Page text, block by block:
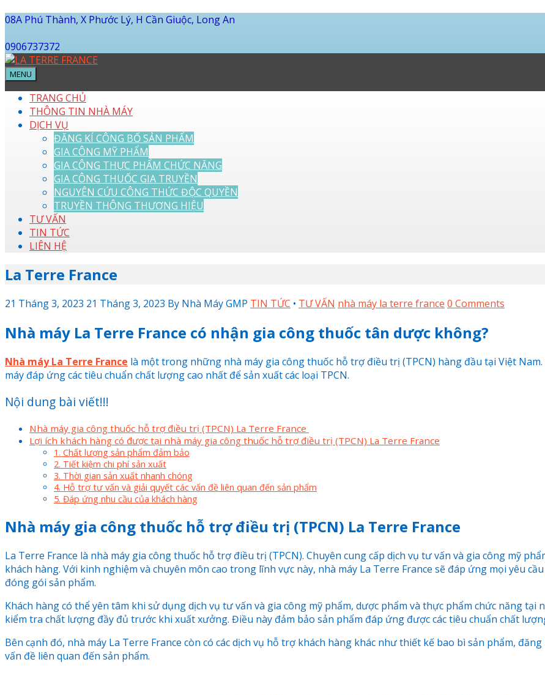
08A Phú Thành, X Phước Lý, H Cần Giuộc, Long An
0906737372
MENU
TRANG CHỦ
THÔNG TIN NHÀ MÁY
DỊCH VỤ
ĐĂNG KÍ CÔNG BỐ SẢN PHẨM
GIA CÔNG MỸ PHẨM
GIA CÔNG THỰC PHẨM CHỨC NĂNG
GIA CÔNG THUỐC GIA TRUYỀN
NGUYÊN CỨU CÔNG THỨC ĐỘC QUYỀN
TRUYỀN THÔNG THƯƠNG HIỆU
TƯ VẤN
TIN TỨC
LIÊN HỆ
La Terre France
21 Tháng 3, 2023 21 Tháng 3, 2023 By Nhà Máy GMP TIN TỨC • TƯ VẤN nhà máy la terre france 0 Comments
Nhà máy La Terre France có nhận gia công thuốc tân dược không?
Nhà máy La Terre France là một trong những nhà máy gia công thuốc hỗ trợ điều trị (TPCN) hàng đầu tại Việt
máy đáp ứng các tiêu chuẩn chất lượng cao nhất để sản xuất các loại TPCN.
Nội dung bài viết!!!
Nhà máy gia công thuốc hỗ trợ điều trị (TPCN) La Terre France
Lợi ích khách hàng có được tại nhà máy gia công thuốc hỗ trợ điều trị (TPCN) La Terre France
1. Chất lượng sản phẩm đảm bảo
2. Tiết kiệm chi phí sản xuất
3. Thời gian sản xuất nhanh chóng
4. Hỗ trợ tư vấn và giải quyết các vấn đề liên quan đến sản phẩm
5. Đáp ứng nhu cầu của khách hàng
Nhà máy gia công thuốc hỗ trợ điều trị (TPCN) La Terre France
La Terre France là nhà máy gia công thuốc hỗ trợ điều trị (TPCN). Chuyên cung cấp dịch vụ tư vấn và gia công mỹ
khách hàng. Với kinh nghiệm và chuyên môn cao trong lĩnh vực này, nhà máy La Terre France sẽ đáp ứng mọi yêu
đóng gói sản phẩm.
Khách hàng có thể yên tâm khi sử dụng dịch vụ tư vấn và gia công mỹ phẩm, dược phẩm và thực phẩm chức năng tại
kiểm tra chất lượng đầy đủ trước khi xuất xưởng. Điều này đảm bảo sản phẩm đáp ứng được các tiêu chuẩn chất
Bên cạnh đó, nhà máy La Terre France còn có các dịch vụ hỗ trợ khách hàng khác như thiết kế bao bì sản phẩm,
vấn đề liên quan đến sản phẩm.